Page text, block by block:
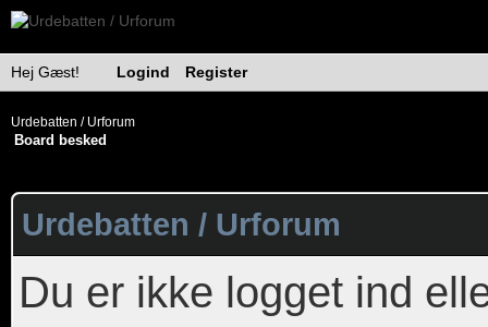
Hej Gæst! Logind Register
Urdebatten / Urforum
Board besked
Urdebatten / Urforum
Du er ikke logget ind